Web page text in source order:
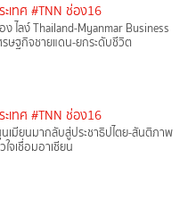
เทศ #TNN ช่อง16
ไลง์ Thailand-Myanmar Business
ษฐกิจชายแดน-ยกระดับชีวิต
เทศ #TNN ช่อง16
เมียนมากลับสู่ประชาธิปไตย-สันติภาพ
จเชื่อมอาเซียน